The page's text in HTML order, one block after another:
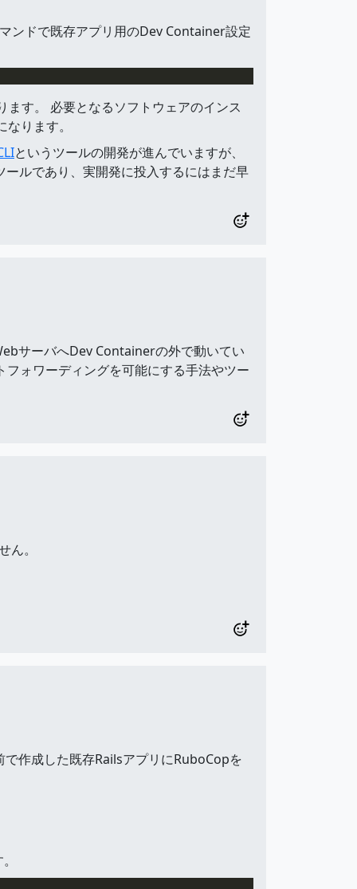
ンドで既存アプリ用のDev Container設定
す。 必要となるソフトウェアのインス
なります。
というツールの開発が進んでいますが、
ルであり、実開発に投入するにはまだ早
サーバへDev Containerの外で動いてい
ォワーディングを可能にする手法やツー
。
作成した既存RailsアプリにRuboCopを